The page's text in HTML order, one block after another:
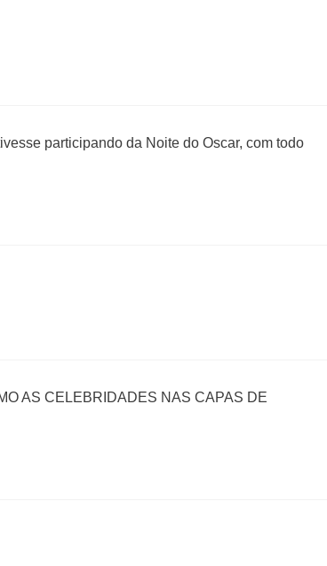
participando da Noite do Oscar, com todo
AS CELEBRIDADES NAS CAPAS DE